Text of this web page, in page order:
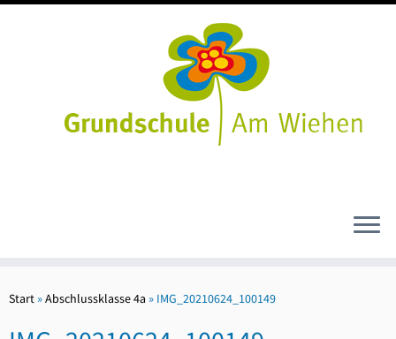
Inhalt
Start »Abschlussklasse 4a » IMG_20210624_100149